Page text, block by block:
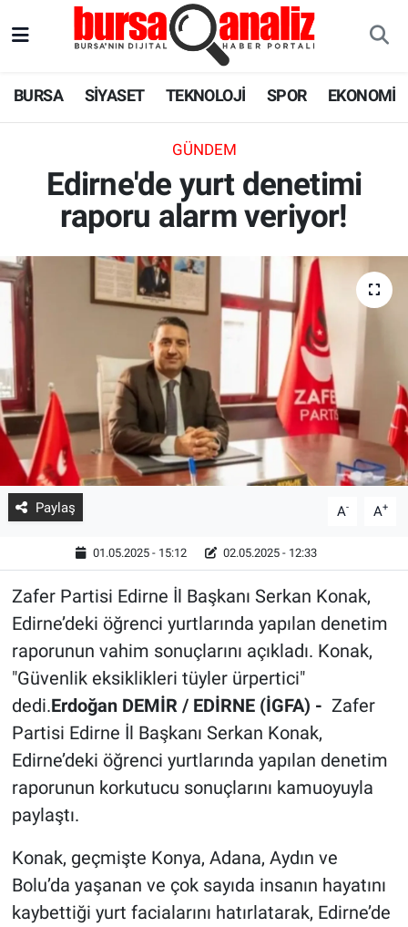
BURSA SİYASET TEKNOLOJİ SPOR EKONOMİ
GÜNDEM
Edirne'de yurt denetimi
raporu alarm veriyor!
Paylaş A- A+
01.05.2025 - 15:12 02.05.2025 - 12:33
Zafer Partisi Edirne İl Başkanı Serkan Konak,
Edirne’deki öğrenci yurtlarında yapılan denetim
raporunun vahim sonuçlarını açıkladı. Konak,
"Güvenlik eksiklikleri tüyler ürpertici"
dedi.Erdoğan DEMİR / EDİRNE (İGFA) - Zafer
Partisi Edirne İl Başkanı Serkan Konak,
Edirne’deki öğrenci yurtlarında yapılan denetim
raporunun korkutucu sonuçlarını kamuoyuyla
paylaştı.
Konak, geçmişte Konya, Adana, Aydın ve
Bolu’da yaşanan ve çok sayıda insanın hayatını
kaybettiği yurt facialarını hatırlatarak, Edirne’de
SPOR
EKONOMİ
SAĞLIK
BLOG
Süper Lig Puan Durumu ve Fikstür
Tüm Manşetler
Son Dakika Haberleri